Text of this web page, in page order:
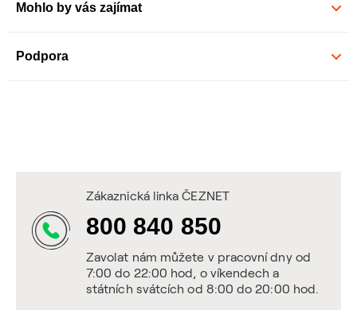
Mohlo by vás zajímat
Podpora
Zákaznická linka ČEZNET
800 840 850
Zavolat nám můžete v pracovní dny od
7:00 do 22:00 hod, o víkendech a
státních svátcích od 8:00 do 20:00 hod.